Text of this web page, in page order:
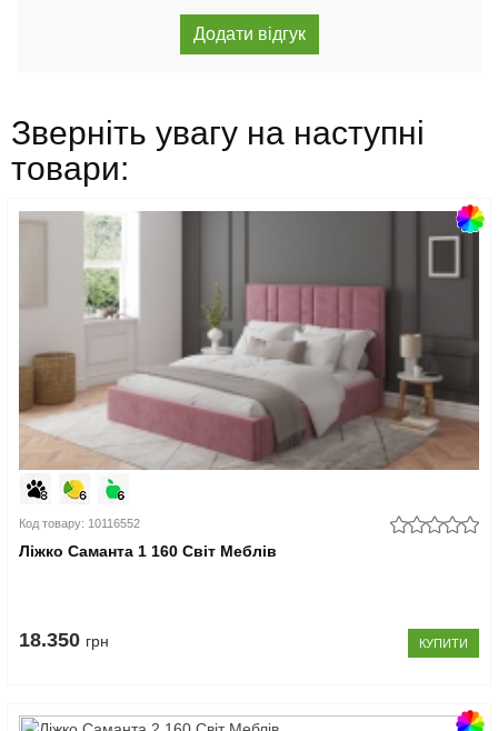
Зверніть увагу на наступні
товари:
Код товару: 10116552
Ліжко Саманта 1 160 Світ Меблів
18.350 грн КУПИТИ